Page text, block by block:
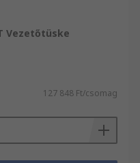
Vezetőtüske
127 848 Ft/csomag